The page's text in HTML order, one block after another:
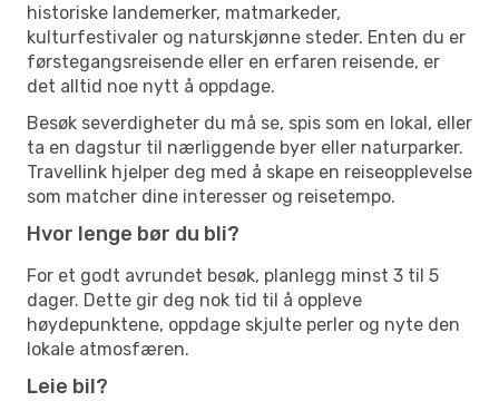
historiske landemerker, matmarkeder,
kulturfestivaler og naturskjønne steder. Enten du er
førstegangsreisende eller en erfaren reisende, er
det alltid noe nytt å oppdage.
Besøk severdigheter du må se, spis som en lokal, eller
ta en dagstur til nærliggende byer eller naturparker.
Travellink hjelper deg med å skape en reiseopplevelse
som matcher dine interesser og reisetempo.
Hvor lenge bør du bli?
For et godt avrundet besøk, planlegg minst 3 til 5
dager. Dette gir deg nok tid til å oppleve
høydepunktene, oppdage skjulte perler og nyte den
lokale atmosfæren.
Leie bil?